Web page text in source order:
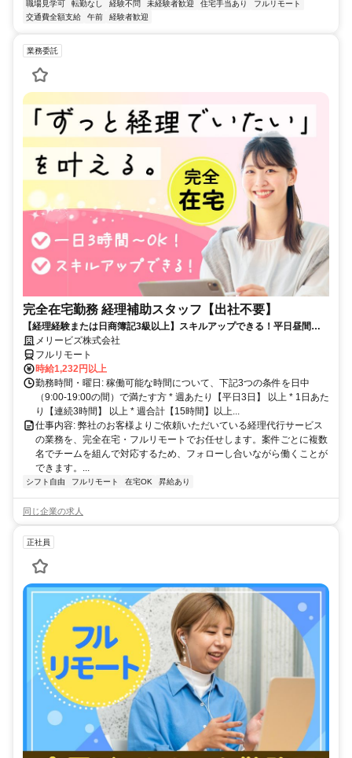
職場見学可 転勤なし 経験不問 未経験者歓迎 住宅手当あり
フルリモート
交通費全額支給
午前 経験者歓迎
業務委託
完全在宅勤務 経理補助スタッフ【出社不要】
【経理経験または日商簿記3級以上】スキルアップできる！平日昼間３h
～。完全在宅で育児・介護中の方も大歓迎♪
メリービズ株式会社
フルリモート
時給1,232円以上
勤務時間・曜日: 稼働可能な時間について、下記3つの条件を日中
（9:00-19:00の間）で満たす方 * 週あたり【平日3日】 以上 * 1日あた
り【連続3時間】 以上 * 週合計【15時間】以上...
仕事内容: 弊社のお客様よりご依頼いただいている経理代行サービス
の業務を、完全在宅・フルリモートでお任せします。案件ごとに複数
名でチームを組んで対応するため、フォローし合いながら働くことが
できます。...
シフト自由 フルリモート 在宅OK 昇給あり
同じ企業の求人
正社員